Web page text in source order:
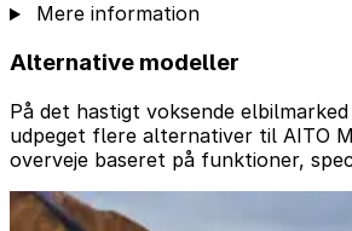
Mere information
Alternative modeller
På det hastigt voksende
udpeget flere alternativer til AITO
overveje baseret på funktioner,